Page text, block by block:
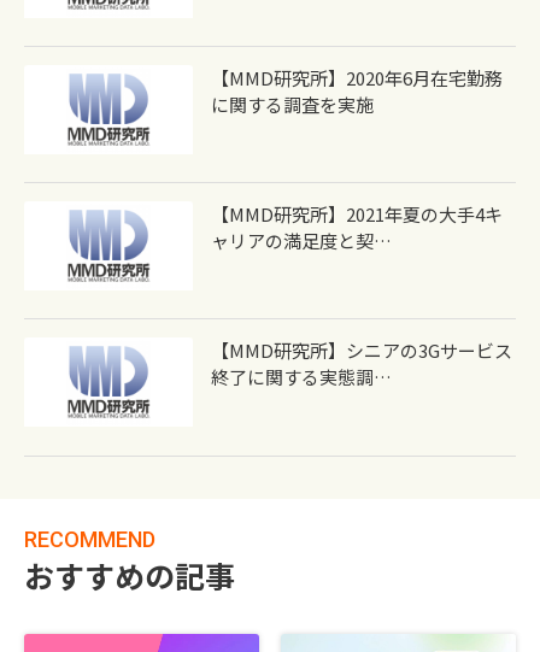
【MMD研究所】2020年6月在宅勤務
に関する調査を実施
【MMD研究所】2021年夏の大手4キ
ャリアの満足度と契…
【MMD研究所】シニアの3Gサービス
終了に関する実態調…
RECOMMEND
おすすめの記事